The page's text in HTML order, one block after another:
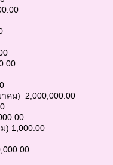
คม) 2,000,000.00
) 1,000.00